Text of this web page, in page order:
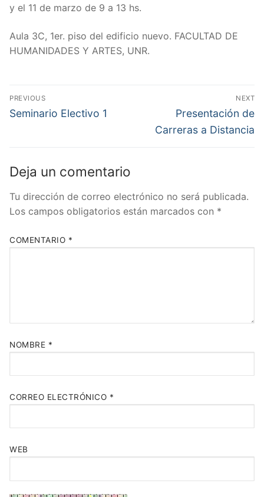
y el 11 de marzo de 9 a 13 hs.
Aula 3C, 1er. piso del edificio nuevo. FACULTAD DE
HUMANIDADES Y ARTES, UNR.
Navegación
de
PREVIOUS
Previous
Seminario Electivo 1
NEXT
Next
post:
Presentación de
Carreras a Distancia
Deja un comentario
Tu dirección de correo electrónico no será publicada.
Los campos obligatorios están marcados con *
COMENTARIO *
NOMBRE *
CORREO ELECTRÓNICO *
WEB